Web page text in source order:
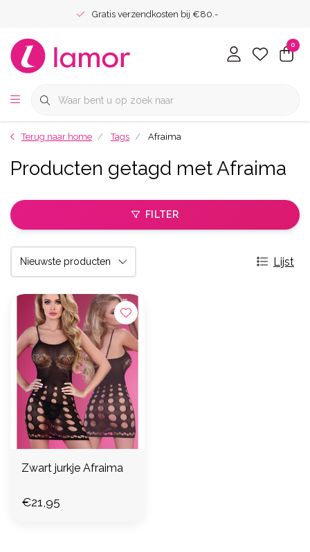
Gratis verzendkosten bij €80.-
0
Terug naar home Tags Afraima
Producten getagd met Afraima
FILTER
Lijst
Zwart jurkje Afraima
€21,95